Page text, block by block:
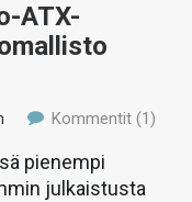
ATX-
Kommentit (1)
pienempi
julkaistusta